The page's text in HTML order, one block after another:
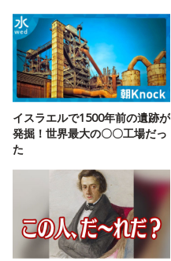
イスラエルで1500年前の遺跡が
発掘！世界最大の〇〇工場だっ
た